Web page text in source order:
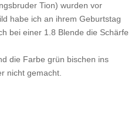
Tion) wurden vor
habe ich an ihrem Geburtstag
bei einer 1.8 Blende die Schärfe
die Farbe grün bischen ins
nicht gemacht.